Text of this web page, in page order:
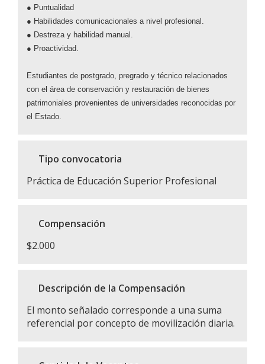
● Puntualidad
● Habilidades comunicacionales a nivel profesional.
● Destreza y habilidad manual.
● Proactividad.
Estudiantes de postgrado, pregrado y técnico relacionados
con el área de conservación y restauración de bienes
patrimoniales provenientes de universidades reconocidas por
el Estado.
Tipo convocatoria
Práctica de Educación Superior Profesional
Compensación
$2.000
Descripción de la Compensación
El monto señalado corresponde a una suma
referencial por concepto de movilización diaria.